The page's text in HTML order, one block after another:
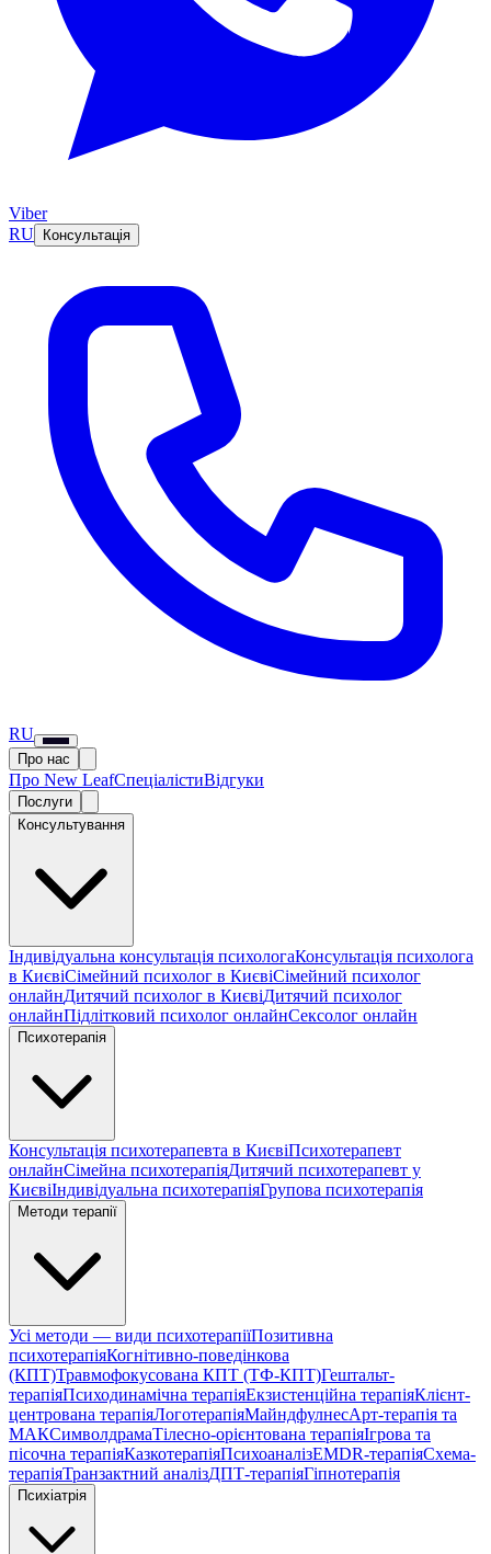
Viber
RU
Консультація
RU
Про нас
Про New LeafСпеціалістиВідгуки
Послуги
Консультування
Індивідуальна консультація психологаКонсультація психолога
в КиєвіСімейний психолог в КиєвіСімейний психолог
онлайнДитячий психолог в КиєвіДитячий психолог
онлайнПідлітковий психолог онлайнСексолог онлайн
Психотерапія
Консультація психотерапевта в КиєвіПсихотерапевт
онлайнСімейна психотерапіяДитячий психотерапевт у
КиєвіІндивідуальна психотерапіяГрупова психотерапія
Методи терапії
Усі методи — види психотерапіїПозитивна
психотерапіяКогнітивно-поведінкова
(КПТ)Травмофокусована КПТ (ТФ-КПТ)Гештальт-
терапіяПсиходинамічна терапіяЕкзистенційна терапіяКлієнт-
центрована терапіяЛоготерапіяМайндфулнесАрт-терапія та
МАКСимволдрамаТілесно-орієнтована терапіяІгрова та
пісочна терапіяКазкотерапіяПсихоаналізEMDR-терапіяСхема-
терапіяТранзактний аналізДПТ-терапіяГіпнотерапія
Психіатрія